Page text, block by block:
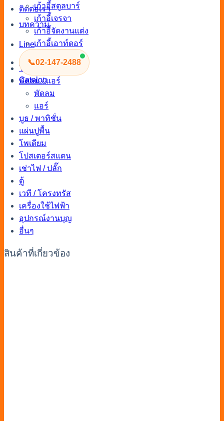
ติดต่อเรา
บทความ
Line
📞02-147-2488
Catalog
เก้าอี้สตูลบาร์
เก้าอี้เจรจา
เก้าอี้จัดงานแต่ง
เก้าอี้เอาท์ดอร์
โซฟา
พัดลม / แอร์
พัดลม
แอร์
บูธ / พาทิชั่น
แผ่นปูพื้น
โพเดียม
โปสเตอร์สแตน
เช่าไฟ / ปลั๊ก
ตู้
เวที / โครงทรัส
เครื่องใช้ไฟฟ้า
อุปกรณ์งานบุญ
อื่นๆ
สินค้าที่เกี่ยวข้อง